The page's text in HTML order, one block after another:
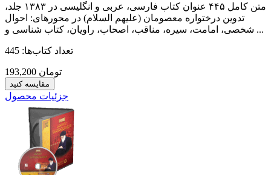
متن کامل ۴۴۵ عنوان کتاب فارسی، عربی و انگلیسی در ۱۳۸۳ جلد،
تدوین درختواره معصومان (علیهم السلام) در محورهای: احوال
شخصی، امامت، سیره، مناقب، اصحاب، راویان، کتاب شناسی و ...
تعداد کتاب‌ها: 445
193,200 تومان
مقایسه کنید
جزئیات محصول